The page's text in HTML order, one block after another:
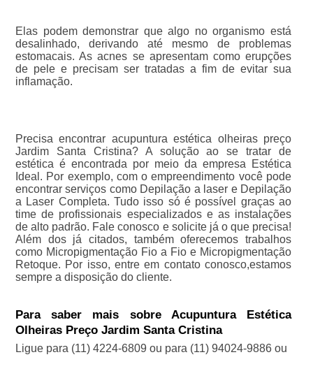
Elas podem demonstrar que algo no organismo está
desalinhado, derivando até mesmo de problemas
estomacais. As acnes se apresentam como erupções
de pele e precisam ser tratadas a fim de evitar sua
inflamação.
Precisa encontrar acupuntura estética olheiras preço
Jardim Santa Cristina? A solução ao se tratar de
estética é encontrada por meio da empresa Estética
Ideal. Por exemplo, com o empreendimento você pode
encontrar serviços como Depilação a laser e Depilação
a Laser Completa. Tudo isso só é possível graças ao
time de profissionais especializados e as instalações
de alto padrão. Fale conosco e solicite já o que precisa!
Além dos já citados, também oferecemos trabalhos
como Micropigmentação Fio a Fio e Micropigmentação
Retoque. Por isso, entre em contato conosco,estamos
sempre a disposição do cliente.
Para saber mais sobre Acupuntura Estética
Olheiras Preço Jardim Santa Cristina
Ligue para (11) 4224-6809 ou para (11) 94024-9886ou